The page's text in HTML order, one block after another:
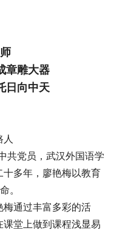
章雕大器
日向中天
共党员，武汉外国语学
多年，廖艳梅以教育
。
通过丰富多彩的活
堂上做到课程浅显易